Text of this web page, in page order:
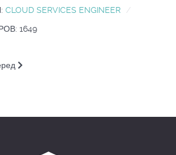
CLOUD SERVICES ENGINEER
1649
Прерываемые машины и уровни
VM. Последовательный порт и